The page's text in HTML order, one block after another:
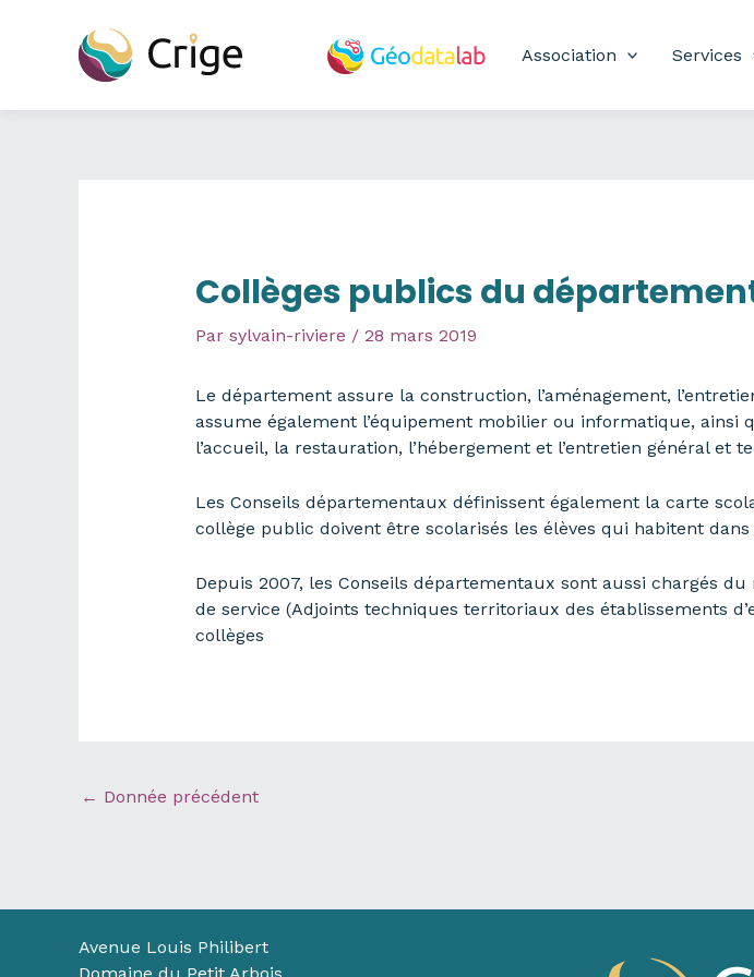
Association Services
Collèges publics du
Par sylvain-riviere / 28 mars 2019
Le département assure la construction, l’aménagement,
assume également l’équipement mobilier ou informatique,
l’accueil, la restauration, l’hébergement et l’entretien général et
Les Conseils départementaux définissent également la carte
collège public doivent être scolarisés les élèves qui habitent
Depuis 2007, les Conseils départementaux sont aussi chargés
de service (Adjoints techniques territoriaux des établissements
collèges
← Donnée précédent
Avenue Louis Philibert